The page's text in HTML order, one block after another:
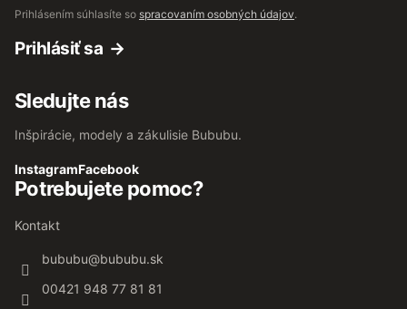
Prihlásením súhlasíte so spracovaním osobných údajov.
Prihlásiť sa
Sledujte nás
Inšpirácie, modely a zákulisie Bububu.
InstagramFacebook
Potrebujete pomoc?
Kontakt
bububu@bububu.sk
00421 948 77 81 81